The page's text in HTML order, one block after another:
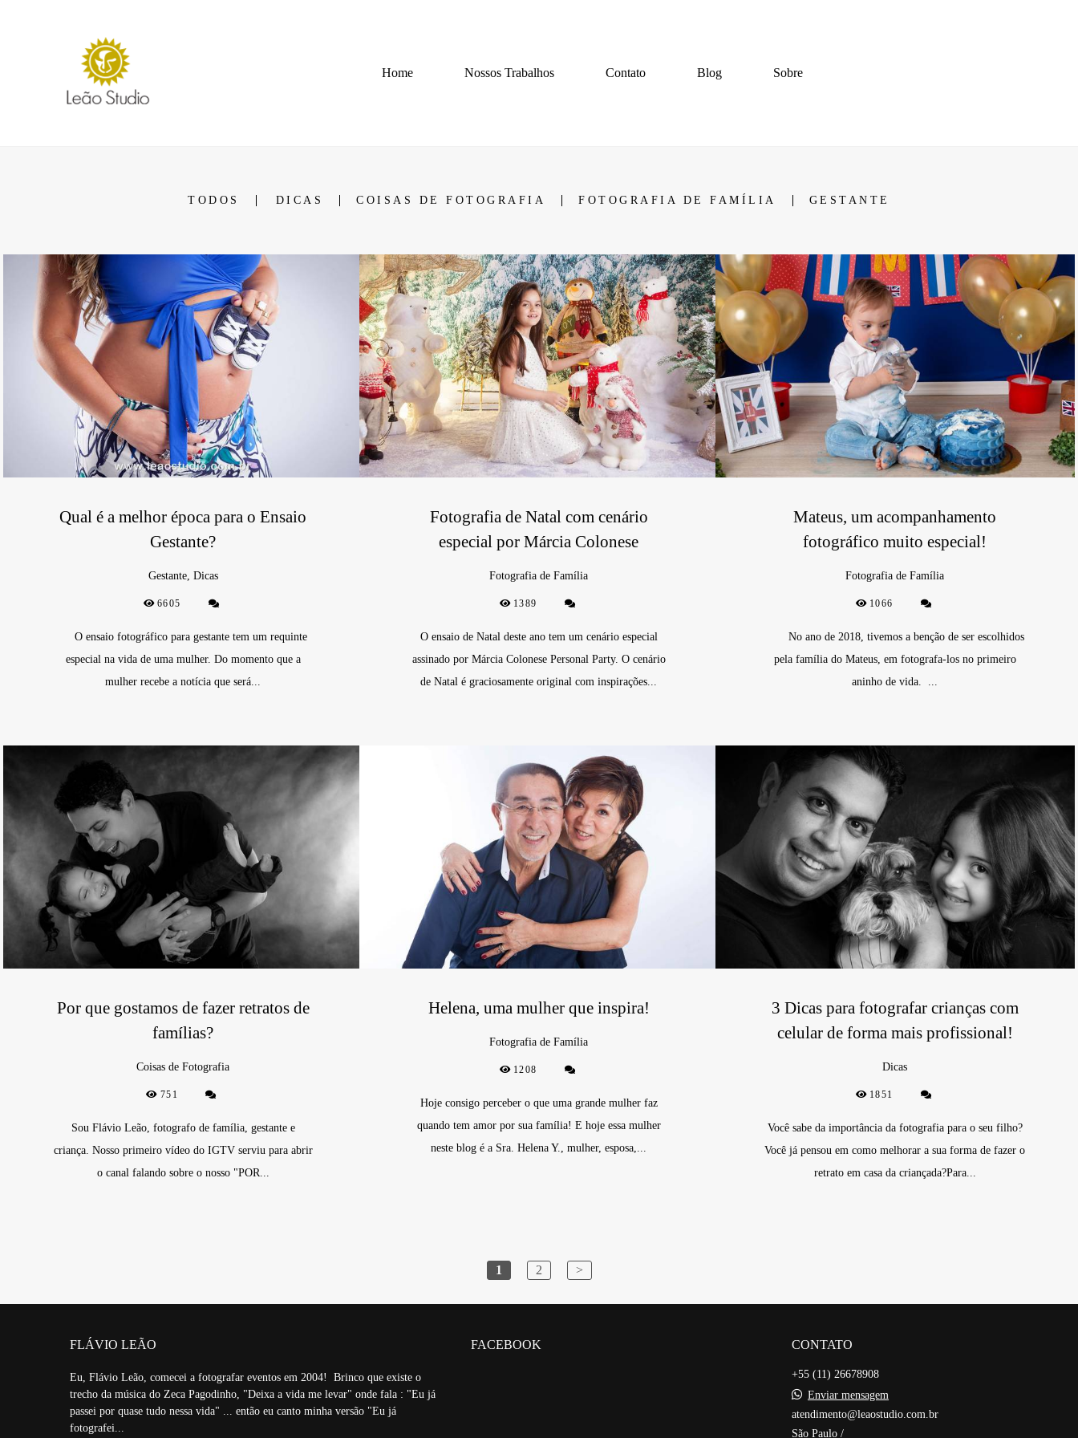
Home Nossos Trabalhos Contato Blog Sobre
TODOS DICAS COISAS DE FOTOGRAFIA FOTOGRAFIA DE FAMÍLIA GESTANTE
Qual é a melhor época para o Ensaio
Gestante?
Gestante, Dicas
6605
O ensaio fotográfico para gestante tem um requinte
especial na vida de uma mulher. Do momento que a
mulher recebe a notícia que será...
Fotografia de Natal com cenário
especial por Márcia Colonese
Fotografia de Família
1389
O ensaio de Natal deste ano tem um cenário especial
assinado por Márcia Colonese Personal Party. O cenário
de Natal é graciosamente original com inspirações...
Mateus, um acompanhamento
fotográfico muito especial!
Fotografia de Família
1066
No ano de 2018, tivemos a benção de ser escolhidos
pela família do Mateus, em fotografa-los no primeiro
aninho de vida. ...
Por que gostamos de fazer retratos de
famílias?
Coisas de Fotografia
751
Sou Flávio Leão, fotografo de família, gestante e
criança. Nosso primeiro vídeo do IGTV serviu para abrir
o canal falando sobre o nosso "POR...
Helena, uma mulher que inspira!
Fotografia de Família
1208
Hoje consigo perceber o que uma grande mulher faz
quando tem amor por sua família! E hoje essa mulher
neste blog é a Sra. Helena Y., mulher, esposa,...
3 Dicas para fotografar crianças com
celular de forma mais profissional!
Dicas
1851
Você sabe da importância da fotografia para o seu filho?
Você já pensou em como melhorar a sua forma de fazer o
retrato em casa da criançada?Para...
1 2 >
FLÁVIO LEÃO
Eu, Flávio Leão, comecei a fotografar eventos em 2004! Brinco que existe o
trecho da música do Zeca Pagodinho, "Deixa a vida me levar" onde fala : "Eu já
passei por quase tudo nessa vida" ... então eu canto minha versão "Eu já
fotografei...
FACEBOOK CONTATO
+55 (11) 26678908
Enviar mensagem
atendimento@leaostudio.com.br
São Paulo /